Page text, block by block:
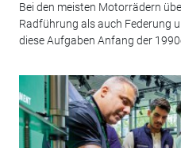
Bei den meisten Motorrädern
Radführung als auch Federung
diese Aufgaben Anfang der